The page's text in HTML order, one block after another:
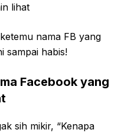
lihat
nama FB yang
sampai habis!
Facebook yang
sih mikir, “Kenapa